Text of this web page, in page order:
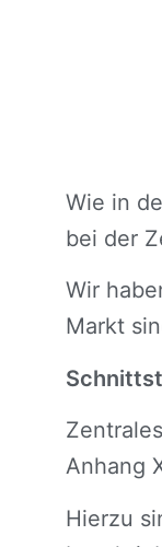
Wie in
bei der
Wir
Markt
Anhang
Hierzu